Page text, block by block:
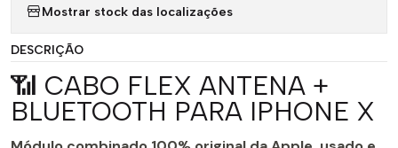
Mostrar stock das localizações
DESCRIÇÃO
📶 CABO FLEX ANTENA +
BLUETOOTH PARA IPHONE X